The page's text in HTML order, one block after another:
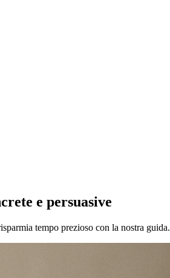
e persuasive
tempo prezioso con la nostra guida.